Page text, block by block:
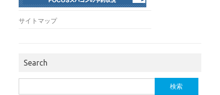
サイトマップ
Search